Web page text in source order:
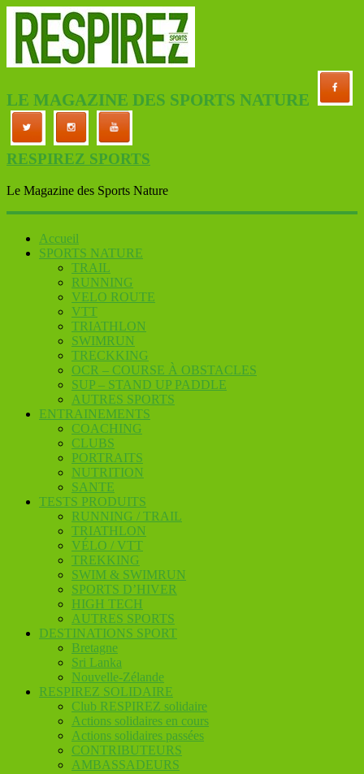
LE MAGAZINE DES SPORTS NATURE
RESPIREZ SPORTS
Le Magazine des Sports Nature
Accueil
SPORTS NATURE
TRAIL
RUNNING
VELO ROUTE
VTT
TRIATHLON
SWIMRUN
TRECKKING
OCR – COURSE À OBSTACLES
SUP – STAND UP PADDLE
AUTRES SPORTS
ENTRAINEMENTS
COACHING
CLUBS
PORTRAITS
NUTRITION
SANTE
TESTS PRODUITS
RUNNING / TRAIL
TRIATHLON
VÉLO / VTT
TREKKING
SWIM & SWIMRUN
SPORTS D’HIVER
HIGH TECH
AUTRES SPORTS
DESTINATIONS SPORT
Bretagne
Sri Lanka
Nouvelle-Zélande
RESPIREZ SOLIDAIRE
Club RESPIREZ solidaire
Actions solidaires en cours
Actions solidaires passées
CONTRIBUTEURS
AMBASSADEURS